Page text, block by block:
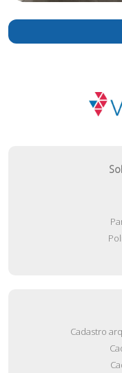
Cadastro